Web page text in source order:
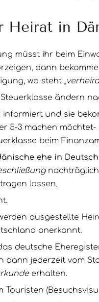
Heirat in
müsst ihr beim
dann
wo steht
ändern
informiert und sie
5-3 machen
beim
ehe in
lassen.
ausgestellte
anerkannt.
deutsche
dann jederzeit vom
erhalten.
Touristen